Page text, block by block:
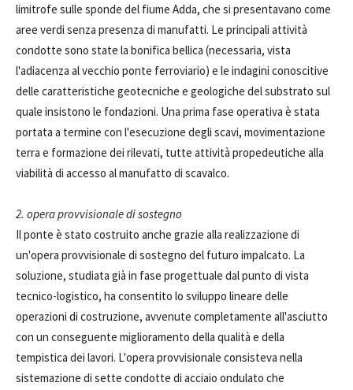
limitrofe sulle sponde del fiume Adda, che si presentavano come
aree verdi senza presenza di manufatti. Le principali attività
condotte sono state la bonifica bellica (necessaria, vista
l'adiacenza al vecchio ponte ferroviario) e le indagini conoscitive
delle caratteristiche geotecniche e geologiche del substrato sul
quale insistono le fondazioni. Una prima fase operativa è stata
portata a termine con l'esecuzione degli scavi, movimentazione
terra e formazione dei rilevati, tutte attività propedeutiche alla
viabilità di accesso al manufatto di scavalco.
2. opera provvisionale di sostegno
Il ponte è stato costruito anche grazie alla realizzazione di
un'opera provvisionale di sostegno del futuro impalcato. La
soluzione, studiata già in fase progettuale dal punto di vista
tecnico-logistico, ha consentito lo sviluppo lineare delle
operazioni di costruzione, avvenute completamente all'asciutto
con un conseguente miglioramento della qualità e della
tempistica dei lavori. L'opera provvisionale consisteva nella
sistemazione di sette condotte di acciaio ondulato che